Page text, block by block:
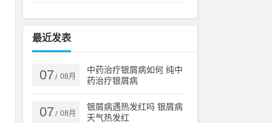
最近发表
07 / 08月
中药治疗银屑病如何 纯中
药治疗银屑病
07 / 08月
银屑病遇热发红吗 银屑病
天气热发红